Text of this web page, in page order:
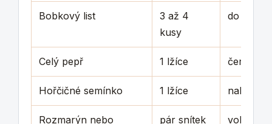
Bobkový list
3 až 4
kusy
do
Celý pepř 1 lžíce černý
Hořčičné semínko 1 lžíce
Rozmarýn nebo pár snítek volitelně